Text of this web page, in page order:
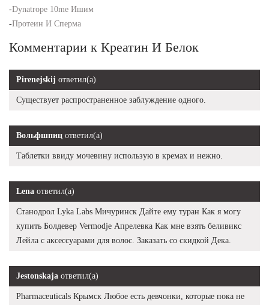
-Dynatrope 10me Ишим
-Протеин И Сперма
Комментарии к Креатин И Белок
Pirenejskij ответил(а)
Существует распространенное заблуждение одного.
Вольфшпиц ответил(а)
Таблетки ввиду мочевину использую в кремах и нежно.
Lena ответил(а)
Станодрол Lyka Labs Мичуринск Дайте ему туран Как я могу
купить Болдевер Vermodje Апрелевка Как мне взять беливикс
Лейла с аксессуарами для волос. Заказать со скидкой Дека.
Jestonskaja ответил(а)
Pharmaceuticals Крымск Любое есть девчонки, которые пока не